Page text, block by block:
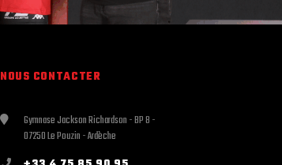
NOUS CONTACTER
Gymnase Jackson Richardson - BP 8 -
07250 Le Pouzin - Ardèche